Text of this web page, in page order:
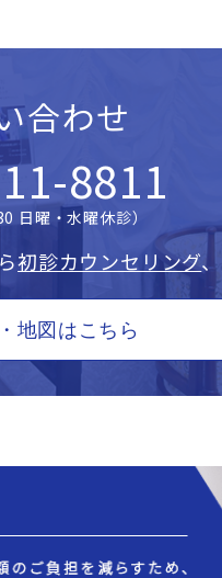
合わせ
8811
日曜・水曜休診）
初診カウンセリング、
地図はこちら